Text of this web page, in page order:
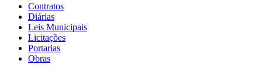
Contratos
Diárias
Leis Municipais
Licitações
Portarias
Obras